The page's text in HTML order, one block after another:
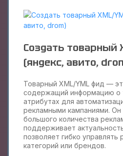
Создать товарный
(яндекс, авито,
Товарный XML/YML фид —
содержащий информацию о
атрибутах для
рекламными кампаниями.
большого количества
поддерживает
позволяет гибко
категорий или брендов.